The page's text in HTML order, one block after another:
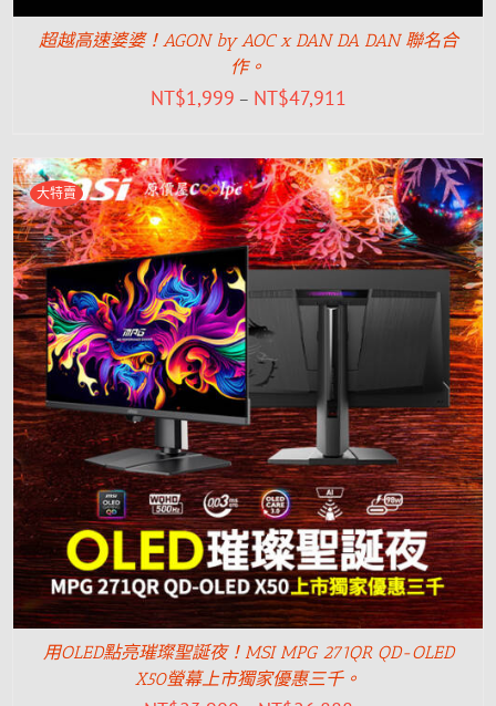
超越高速婆婆！AGON by AOC x DAN DA DAN 聯名合
作。
NT$1,999 – NT$47,911
大特賣
用OLED點亮璀璨聖誕夜！MSI MPG 271QR QD-OLED
X50螢幕上市獨家優惠三千。